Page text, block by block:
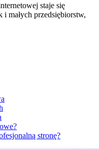
staje się
małych przedsiębiorstw,
stronę?